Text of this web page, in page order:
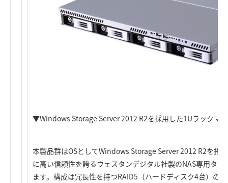
▼Windows Storage Server 2012 R2を採用した1Uラックマ
本製品群はOSとしてWindows Storage Server 2012 R2を搭
に高い信頼性を誇るウェスタンデジタル社製のNAS専用タ
ます。構成は冗長性を持つRAID5（ハードディスク4台）の